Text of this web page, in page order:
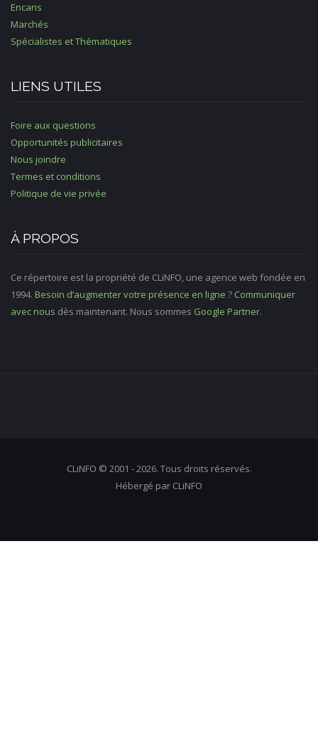
Encans
Marchés
Spécialistes et Thématiques
LIENS UTILES
Foire aux questions
Opportunités publicitaires
Nous joindre
Termes et conditions
Politique de vie privée
À PROPOS
Ce répertoire est la propriété de CLiNFO, une agence web fondée en
1994. Besoin d’augmenter votre présence en ligne ? Communiquer
avec nous dès maintenant. Nous sommes Google Partner.
CLiNFO © 2001 - 2026. Tous droits réservés.
Hébergé par CLiNFO